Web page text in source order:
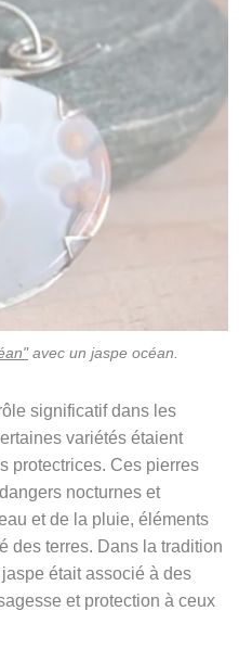
avec un jaspe océan.
significatif dans les
variétés étaient
protectrices. Ces pierres
nocturnes et
et de la pluie, éléments
des terres. Dans la tradition
était associé à des
et protection à ceux